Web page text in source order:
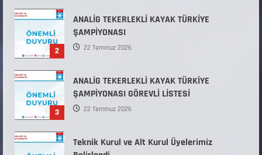
3
ANALİG TEKERLEKLİ KAYAK TÜRKİYE
ŞAMPİYONASI GÖREVLİ LİSTESİ
22 Temmuz 2026
4
Teknik Kurul ve Alt Kurul Üyelerimiz
Belirlendi
18 Temmuz 2026
KAYAKLI KOŞU VE BİATHLON 3.KADEME